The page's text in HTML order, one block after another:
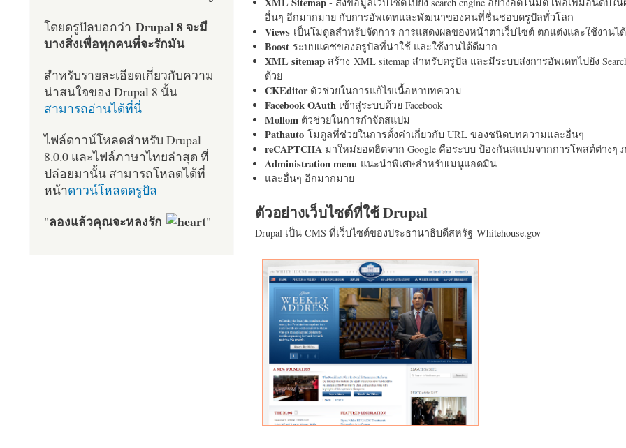
อื่นๆ อีกมากมาย กับการอัพเดทและพัฒนาของคนที่ชื่นชอบดรูปัลทั่วโลก
Views เป็นโมดูลสำหรับจัดการ การแสดงผลของหน้าตาเว็บไซต์ ตกแต่งและใช้งานไ
Boost ระบบแคชของดรูปัลที่น่าใช้ และใช้งานได้ดีมาก
XML sitemapสร้าง XML sitemap สำหรับดรูปัล และมีระบบส่งการอัพเดทไปยัง
ด้วย
CKEditorตัวช่วยในการแก้ไขเนื้อหาบทความ
Facebook OAuth เข้าสู่ระบบด้วย Facebook
Mollom ตัวช่วยในการกำจัดสแปม
Pathautoโมดูลที่ช่วยในการตั้งค่าเกี่ยวกับ URL ของชนิดบทความและอื่นๆ
reCAPTCHA มาใหม่ยอดฮิตจาก Google คือระบบ ป้องกันสแปมจากการโพสต์ต่างๆ
Administration menu แนะนำพิเศษสำหรับเมนูแอดมิน
และอื่นๆ อีกมากมาย
ตัวอย่างเว็บไซต์ที่ใช้ Drupal
Drupal เป็น CMS ที่เว็บไซต์ของประธานาธิบดีสหรัฐ Whitehouse.gov
โดยดรูปัลบอกว่า Drupal 8 จะมี
บางสิ่งเพื่อทุกคนที่จะรักมัน
สำหรับรายละเอียดเกี่ยวกับความ
น่าสนใจของ Drupal 8 นั้น
สามารถอ่านได้ที่นี่
ไฟล์ดาวน์โหลดสำหรับ Drupal
8.0.0 และไฟล์ภาษาไทยล่าสุด ที่
ปล่อยมานั้น สามารถโหลดได้ที่
หน้าดาวน์โหลดดรูปัล
"ลองแล้วคุณจะหลงรัก "